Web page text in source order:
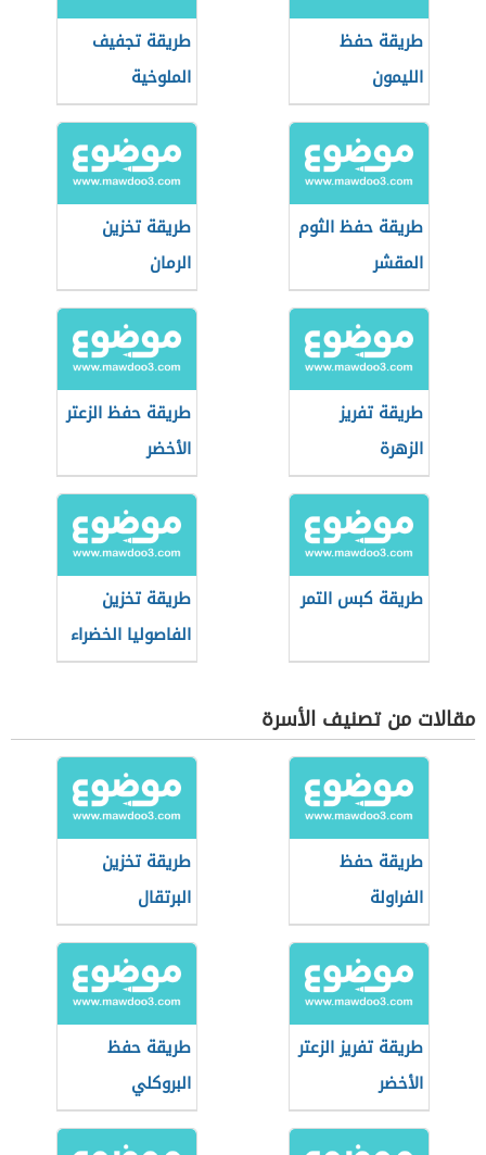
طريقة حفظ
الليمون
طريقة تجفيف
الملوخية
طريقة حفظ الثوم
المقشر
طريقة تخزين
الرمان
طريقة تفريز
الزهرة
طريقة حفظ الزعتر
الأخضر
طريقة كبس التمر
طريقة تخزين
الفاصوليا الخضراء
مقالات من تصنيف الأسرة
طريقة حفظ
الفراولة
طريقة تخزين
البرتقال
طريقة تفريز الزعتر
الأخضر
طريقة حفظ
البروكلي